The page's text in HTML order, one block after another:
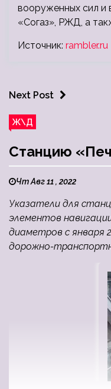
вооруженных сил и
«Согаз», РЖД, а
Источник: rambler.ru
Next Post
Ж\Д
Станцию
Чт Авг 11 , 2022
Указатели для
элементов
диаметров с января
дорожно-